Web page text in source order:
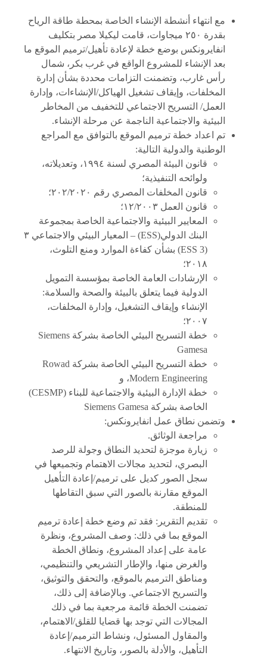
مع انتهاء أنشطة الإنشاء الخاصة بمحطة طاقة الرياح
بقدرة ٢٥٠ ميجاوات، قامت ليكيلا مصر بتكليف
انفايرونكس بوضع خطة لإعادة تأهيل/ترميم الموقع ما
بعد الإنشاء للمشروع الواقع في غرب بكر، شمال
رأس غارب، وتضمنت التزامات محددة بشأن إدارة
المخلفات، وإيقاف تشغيل الهياكل/الإنشاءات، وإدارة
العمل/ التسريح الاجتماعي للتخفيف من المخاطر
البيئية والاجتماعية الناجمة عن مرحلة الإنشاء.
تم اعداد خطة ترميم الموقع بالتوافق مع المراجع
الوطنية والدولية التالية:
قانون البيئة المصري لسنة ١٩٩٤، وتعديلاته،
ولوائحه التنفيذية؛
قانون المخلفات المصري رقم ٢٠٢/٢٠٢٠؛
قانون العمل ١٢/٢٠٠٣؛
المعايير البيئية والاجتماعية الخاصة بمجموعة
البنك الدولي(ESS) – المعيار البيئي والاجتماعي ٣
(ESS 3) بشأن كفاءة الموارد ومنع التلوث،
٢٠١٨؛
الإرشادات العامة الخاصة بمؤسسة التمويل
الدولية فيما يتعلق بالبيئة والصحة والسلامة:
الإنشاء وإيقاف التشغيل، وإدارة المخلفات،
٢٠٠٧؛
خطة التسريح البيئي الخاصة بشركة Siemens
Gamesa
خطة التسريح البيئي الخاصة بشركة Rowad
Modern Engineering، و
خطة الإدارة البيئية والاجتماعية للبناء (CESMP)
الخاصة بشركة Siemens Gamesa
وتضمن نطاق عمل انفايرونكس:
مراجعة الوثائق.
زيارة موجزة لتحديد النطاق وجولة للرصد
البصري، لتحديد مجالات الاهتمام وتجميعها في
سجل الصور كديل على ترميم/إعادة التأهيل
الموقع مقارنة بالصور التي سبق التقاطها
للمنطقة.
تقديم التقرير: فقد تم وضع خطة إعادة ترميم
الموقع بما في ذلك: وصف المشروع، ونظرة
عامة على إعداد المشروع، ونطاق الخطة
والغرض منها، والإطار التشريعي والتنظيمي،
ومناطق الترميم بالموقع، والتحقق والتوثيق،
والتسريح الاجتماعي. وبالإضافة إلى ذلك،
تضمنت الخطة قائمة مرجعية بما في ذلك
المجالات التي توجد بها قضايا للقلق/الاهتمام،
والمقاول المسئول، ونشاط الترميم/إعادة
التأهيل، والأدلة بالصور، وتاريخ الانتهاء.